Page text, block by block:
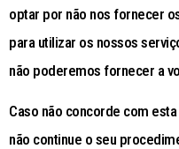
optar por não nos fornecer
para utilizar os nossos
não poderemos fornecer a
Caso não concorde com
não continue o seu